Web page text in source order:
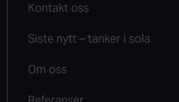
Kontakt oss
Siste nytt – tanker i sola
Om oss